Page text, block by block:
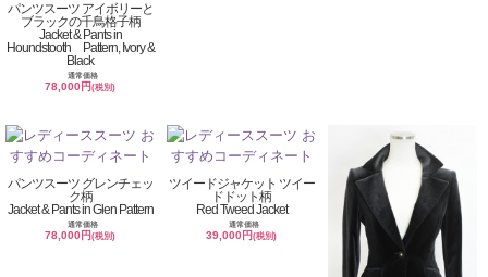
パンツスーツ アイボリーと
ブラックの千鳥格子柄
Jacket & Pants in
Houndstooth Pattern, Ivory &
Black
通常価格
78,000円(税別)
パンツスーツ グレンチェッ
ク柄
Jacket & Pants in Glen Pattern
通常価格
78,000円(税別)
ツイードジャケット ツイー
ドドット柄
Red Tweed Jacket
通常価格
39,000円(税別)